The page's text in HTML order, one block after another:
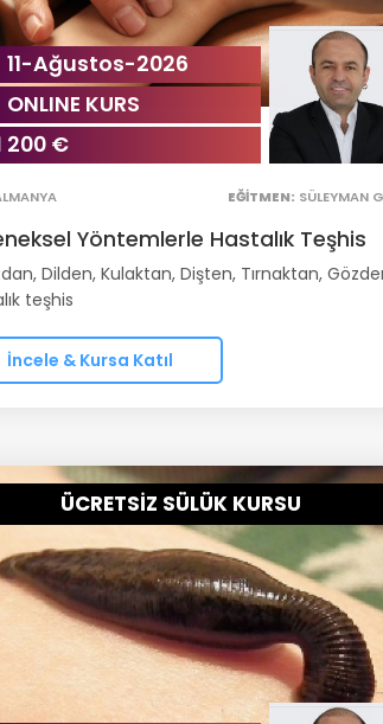
11-Ağustos-2026
ONLINE KURS
200 €
EĞITMEN: SÜLEYMAN
Yöntemlerle Hastalık Teşhis
Dilden, Kulaktan, Dişten, Tırnaktan,
teşhis
İncele & Kursa Katıl
ÜCRETSİZ SÜLÜK KURSU